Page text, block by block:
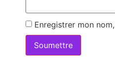
Enregistrer mon